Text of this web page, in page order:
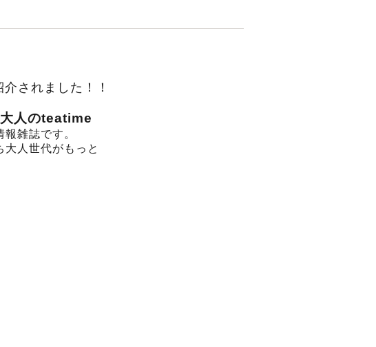
されました！！
人のteatime
雑誌です。
人世代がもっと